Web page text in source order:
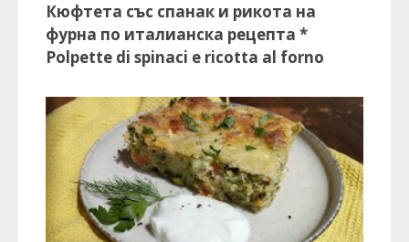
Кюфтета със спанак и рикота на
фурна по италианска рецепта *
Polpette di spinaci e ricotta al forno